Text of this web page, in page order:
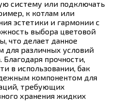
систему или подключать
к котлам или
эстетики и гармонии с
выбора цветовой
что делает данное
для различных условий
Благодаря прочности,
в использовании, бак
компонентом для
требующих
хранения жидких